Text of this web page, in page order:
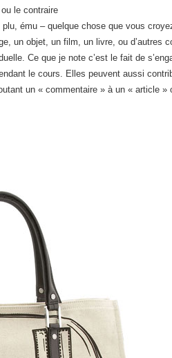
le contraire
ému – quelque chose que vous
un objet, un film, un livre, ou d’autres
Ce que je note c’est le fait de
le cours. Elles peuvent aussi
un « commentaire » à un « article